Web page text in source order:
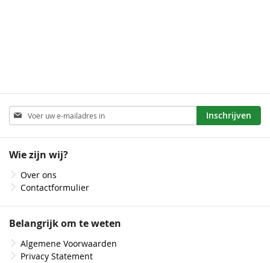
Abonneer
u
op
nieuwsbrief
Inschrijven
Wie zijn wij?
Over ons
Contactformulier
Belangrijk om te weten
Algemene Voorwaarden
Privacy Statement